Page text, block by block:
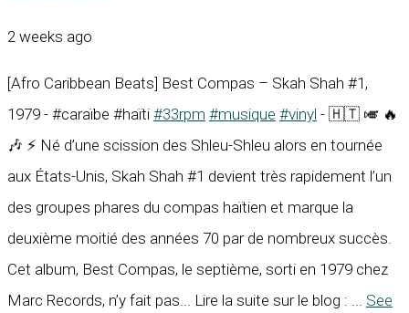
2 weeks ago
[Afro Caribbean Beats] Best Compas – Skah Shah #1,
1979 - #caraïbe #haïti #33rpm #musique #vinyl - 🇭🇹 🎺 🔥
🎶 ⚡ Né d’une scission des Shleu-Shleu alors en tournée
aux États-Unis, Skah Shah #1 devient très rapidement l’un
des groupes phares du compas haïtien et marque la
deuxième moitié des années 70 par de nombreux succès.
Cet album, Best Compas, le septième, sorti en 1979 chez
Marc Records, n’y fait pas... Lire la suite sur le blog :
See